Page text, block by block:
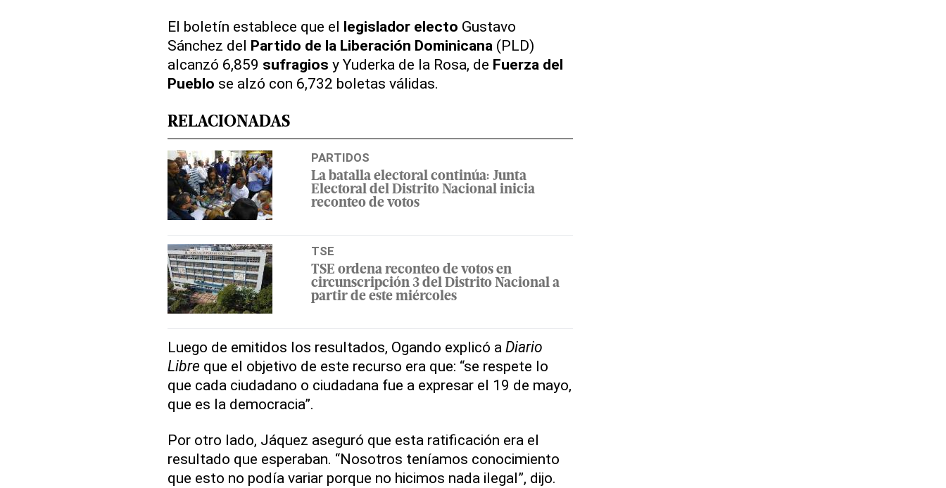
El boletín establece que el legislador electo Gustavo
Sánchez del Partido de la Liberación Dominicana (PLD)
alcanzó 6,859 sufragios y Yuderka de la Rosa, de Fuerza del
Pueblo se alzó con 6,732 boletas válidas.
RELACIONADAS
PARTIDOS
La batalla electoral continúa: Junta
Electoral del Distrito Nacional inicia
reconteo de votos
TSE
TSE ordena reconteo de votos en
circunscripción 3 del Distrito Nacional a
partir de este miércoles
Luego de emitidos los resultados, Ogando explicó a Diario
Libre que el objetivo de este recurso era que: “se respete lo
que cada ciudadano o ciudadana fue a expresar el 19 de mayo,
que es la democracia”.
Por otro lado, Jáquez aseguró que esta ratificación era el
resultado que esperaban. “Nosotros teníamos conocimiento
que esto no podía variar porque no hicimos nada ilegal”, dijo.